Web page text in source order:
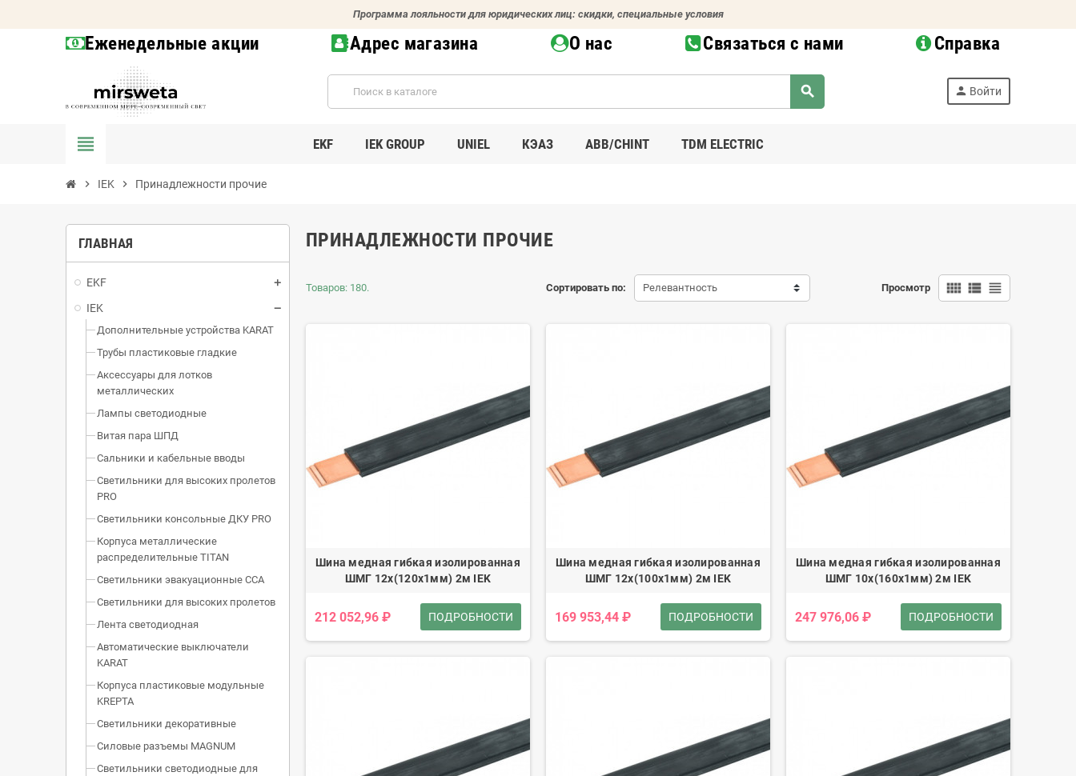
Программа лояльности для юридических лиц: скидки, специальные условия
Еженедельные акции Адрес магазина О нас Связаться с нами Справка
search person Войти
view_headline EKF IEK GROUP UNIEL КЭАЗ ABB/CHINT TDM ELECTRIC
chevron_right IEK chevron_right Принадлежности прочие
ГЛАВНАЯ
EKF
IEK
Дополнительные устройства KARAT
Трубы пластиковые гладкие
Аксессуары для лотков
металлических
Лампы светодиодные
Витая пара ШПД
Сальники и кабельные вводы
Светильники для высоких пролетов
PRO
Светильники консольные ДКУ PRO
Корпуса металлические
распределительные TITAN
Светильники эвакуационные ССА
Светильники для высоких пролетов
Лента светодиодная
Автоматические выключатели
KARAT
Корпуса пластиковые модульные
KREPTA
Светильники декоративные
Силовые разъемы MAGNUM
Светильники светодиодные для
ПРИНАДЛЕЖНОСТИ ПРОЧИЕ
Сортировать по: Релевантность Просмотр view_comfy view_list view_headline
Товаров: 180.
Шина медная гибкая изолированная
ШМГ 12x(120x1мм) 2м IEK
212 052,96 ₽ ПОДРОБНОСТИ
Шина медная гибкая изолированная
ШМГ 12x(100x1мм) 2м IEK
169 953,44 ₽ ПОДРОБНОСТИ
Шина медная гибкая изолированная
ШМГ 10x(160x1мм) 2м IEK
247 976,06 ₽ ПОДРОБНОСТИ